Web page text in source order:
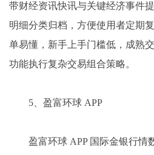
带财经资讯快讯与关键经济事件
明细分类归档，方便使用者定期
单易懂，新手上手门槛低，成熟
功能执行复杂交易组合策略。
5、盈富环球 APP
盈富环球 APP 国际金银行情